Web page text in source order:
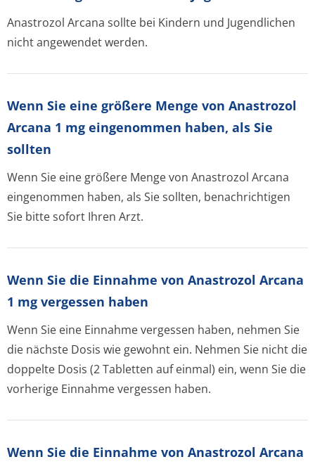
Anastrozol Arcana sollte bei Kindern und Jugendlichen
nicht angewendet werden.
Wenn Sie eine größere Menge von Anastrozol
Arcana 1 mg eingenommen haben, als Sie
sollten
Wenn Sie eine größere Menge von Anastrozol Arcana
eingenommen haben, als Sie sollten, benachrichtigen
Sie bitte sofort Ihren Arzt.
Wenn Sie die Einnahme von Anastrozol Arcana
1 mg vergessen haben
Wenn Sie eine Einnahme vergessen haben, nehmen Sie
die nächste Dosis wie gewohnt ein. Nehmen Sie nicht die
doppelte Dosis (2 Tabletten auf einmal) ein, wenn Sie die
vorherige Einnahme vergessen haben.
Wenn Sie die Einnahme von Anastrozol Arcana